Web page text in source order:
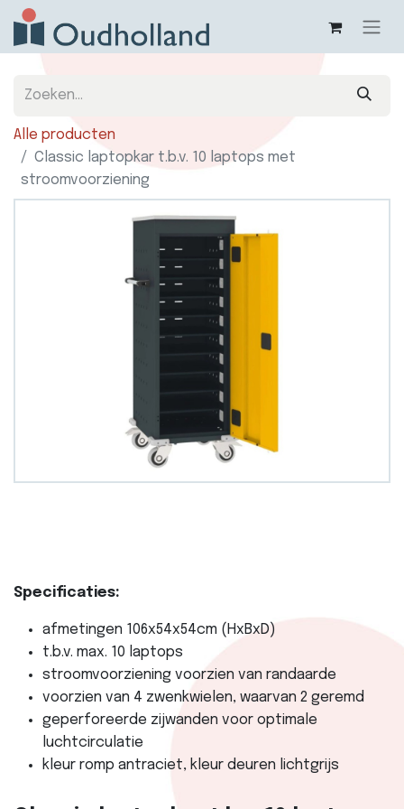
Alle producten
Classic laptopkar t.b.v. 10 laptops met
stroomvoorziening
Specificaties:
afmetingen 106x54x54cm (HxBxD)
t.b.v. max. 10 laptops
stroomvoorziening voorzien van randaarde
voorzien van 4 zwenkwielen, waarvan 2 geremd
geperforeerde zijwanden voor optimale
luchtcirculatie
kleur romp antraciet, kleur deuren lichtgrijs